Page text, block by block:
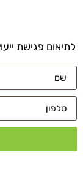
לתיאום פגישת